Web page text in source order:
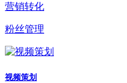
营销转化
粉丝管理
视频策划